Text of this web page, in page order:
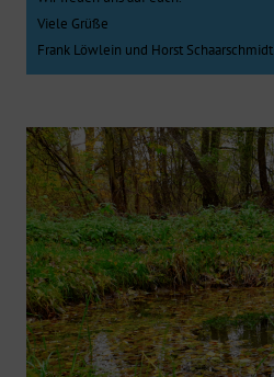
Viele Grüße
Frank Löwlein und Horst Schaarschmidt